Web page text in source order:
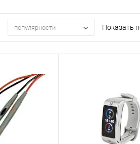
популярности Показать